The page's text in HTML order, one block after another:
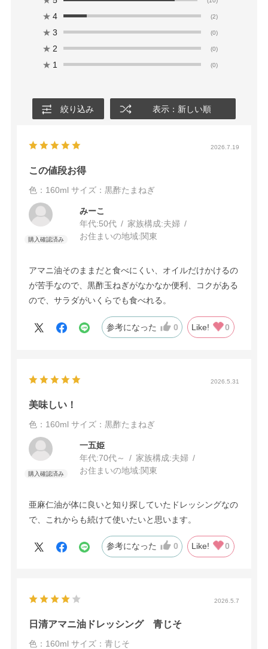
★ 4 (2)
★ 3 (0)
★ 2 (0)
★ 1 (0)
絞り込み 表示：新しい順
2026.7.19
この値段お得
色：160ml サイズ：黒酢たまねぎ
みーこ
年代:50代 家族構成:夫婦
お住まいの地域:関東
アマニ油そのままだと食べにくい、オイルだけかけるの
が苦手なので、黒酢玉ねぎがなかなか便利、コクがある
ので、サラダがいくらでも食べれる。
参考になった 0 Like! 0
2026.5.31
美味しい！
色：160ml サイズ：黒酢たまねぎ
一五姫
年代:70代～ 家族構成:夫婦
お住まいの地域:関東
亜麻仁油が体に良いと知り探していたドレッシングなの
で、これからも続けて使いたいと思います。
参考になった 0 Like! 0
2026.5.7
日清アマニ油ドレッシング 青じそ
色：160ml サイズ：青じそ